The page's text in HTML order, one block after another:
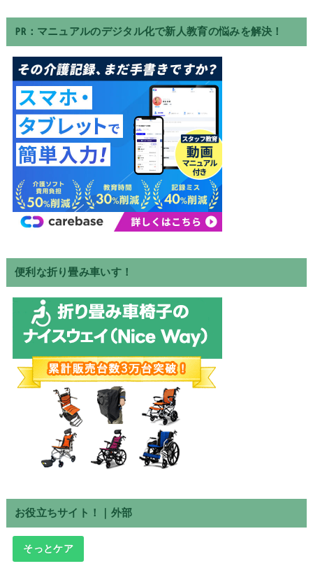
PR：マニュアルのデジタル化で新人教育の悩みを解決！
便利な折り畳み車いす！
お役立ちサイト！｜外部
そっとケア